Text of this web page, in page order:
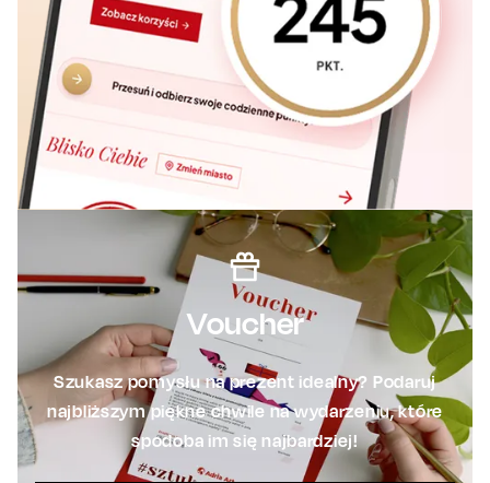
Voucher
Szukasz pomysłu na prezent idealny? Podaruj
najbliższym piękne chwile na wydarzeniu, które
spodoba im się najbardziej!